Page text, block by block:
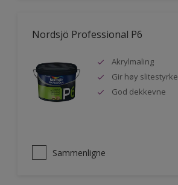
Nordsjö Professional P6
Akrylmaling
Gir høy slitestyrke
God dekkevne
Sammenligne